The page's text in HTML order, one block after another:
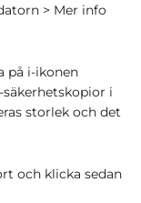
> Mer info
på i-ikonen
i
storlek och det
och klicka sedan